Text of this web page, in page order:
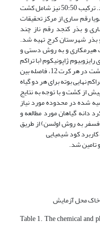
کنجد - سه ردیف سویا در نظر گرفته شد. ترکیب 50:50 نیز شامل کشت
رقم ساریاز مرکز تحقیقات
و بذر کنجد رقم ناز چند
بذر شهرستان کرج تهیه شد.
به­صورت هیرم­کاری و به روش دستی و
ژاپونیکوم (با تراکم
×2) انجام شد. تعداد خط­های کشت در هر کرت 12، فاصله بین
تراکم نهایی بوته برای هر دو گیاه
بود. پیش از کشت و با توجه به نتایج
کود توصیه شده در محدوده مورد نیاز
دانه گیاهان مورد مطالعه و
به روش اولسن) از طریق
کود شیمیایی
Table 1. The chemical and